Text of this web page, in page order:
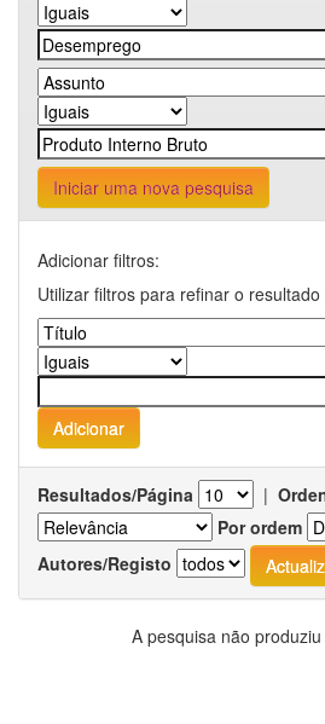
Iniciar uma nova pesquisa
Adicionar filtros:
Utilizar filtros para refinar o
Resultados/Página |
Por ordem
Autores/Registo
A pesquisa não